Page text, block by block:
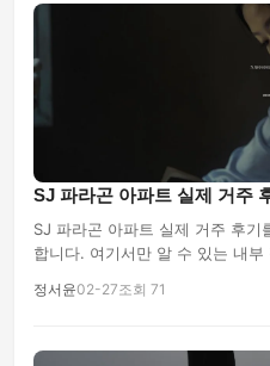
SJ 파라곤 아파트 실제 거주
SJ 파라곤 아파트 실제 거주 후기
합니다. 여기서만 알 수 있는 내
정서윤02-27조회 71